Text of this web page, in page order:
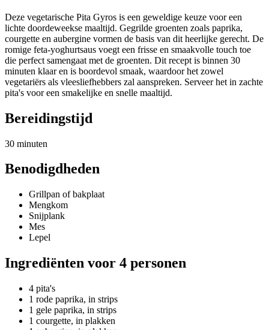
Deze vegetarische Pita Gyros is een geweldige keuze voor een
lichte doordeweekse maaltijd. Gegrilde groenten zoals paprika,
courgette en aubergine vormen de basis van dit heerlijke gerecht. De
romige feta-yoghurtsaus voegt een frisse en smaakvolle touch toe
die perfect samengaat met de groenten. Dit recept is binnen 30
minuten klaar en is boordevol smaak, waardoor het zowel
vegetariërs als vleesliefhebbers zal aanspreken. Serveer het in zachte
pita's voor een smakelijke en snelle maaltijd.
Bereidingstijd
30 minuten
Benodigdheden
Grillpan of bakplaat
Mengkom
Snijplank
Mes
Lepel
Ingrediënten voor 4 personen
4 pita's
1 rode paprika, in strips
1 gele paprika, in strips
1 courgette, in plakken